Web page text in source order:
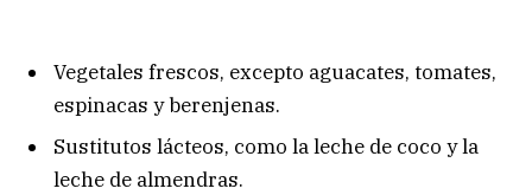
Vegetales frescos, excepto aguacates, tomates,
espinacas y berenjenas.
Sustitutos lácteos, como la leche de coco y la
leche de almendras.